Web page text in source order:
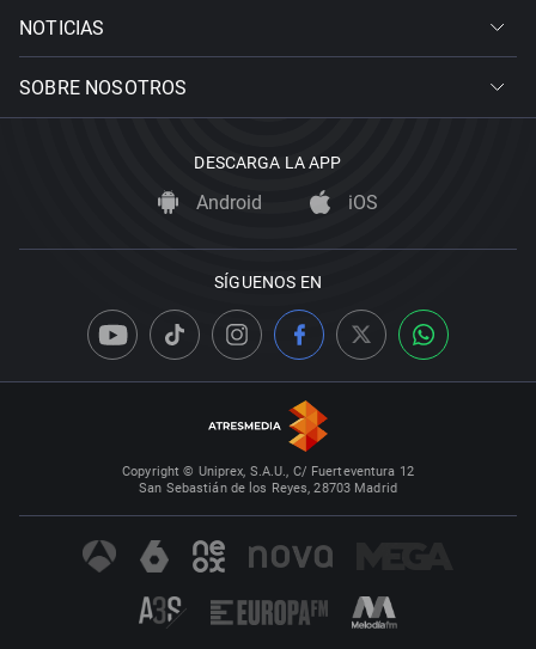
NOTICIAS
SOBRE NOSOTROS
DESCARGA LA APP
Android iOS
SÍGUENOS EN
Copyright © Uniprex, S.A.U., C/ Fuerteventura 12
San Sebastián de los Reyes, 28703 Madrid